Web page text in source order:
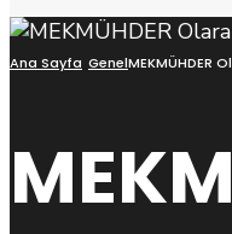
Ana Sayfa GenelMEKMÜHDER